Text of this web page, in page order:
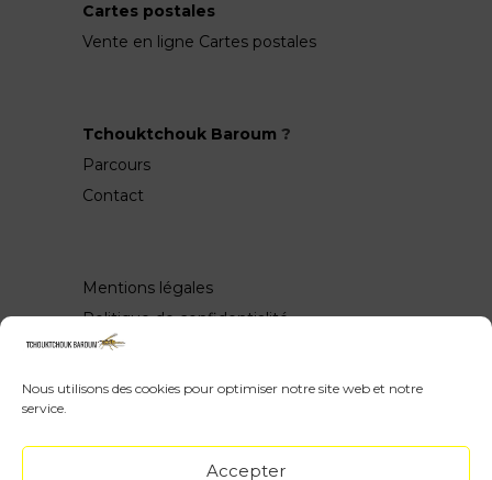
Nous utilisons des cookies pour optimiser notre site web et notre
service.
Accepter
Cartes postales
Vente en ligne Cartes postales
Tchouktchouk Baroum ?
Parcours
Contact
Mentions légales
Politique de confidentialité
Wow, vous avez scrollé jusquen bas ♥